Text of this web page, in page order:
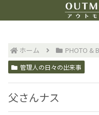
ホーム PHOTO &
管理人の日々の出来事
父さんナス